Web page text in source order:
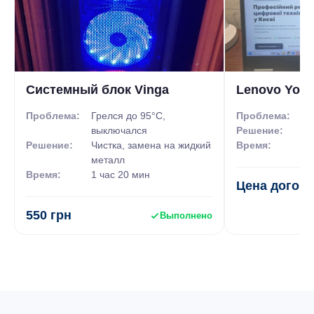
• установка ОС и программ
• восстановление данных с различных носителей
• замена комплектующих и деталей
• модернизация техники
оборудования
Системный блок Vinga
Проблема:
Грелся до 95°C,
выключался
Решение:
Чистка, замена на жидкий
металл
Время:
1 час 20 мин
550 грн Выполнено
Lenovo
Проблема:
Решение:
Время:
Цена